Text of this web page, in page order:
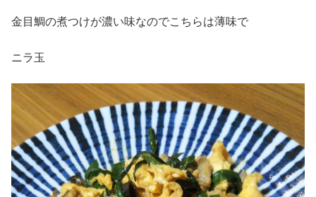
金目鯛の煮つけが濃い味なのでこちらは薄味で
ニラ玉